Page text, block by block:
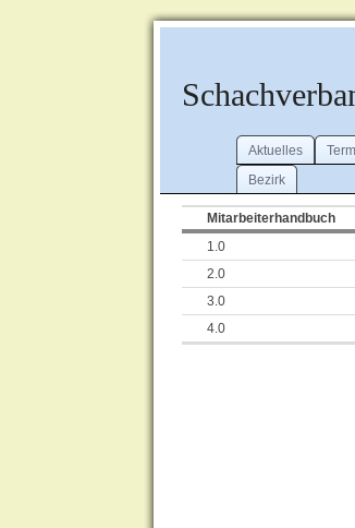
Aktuelles
Bezirk
Mitarbeiterhandbuch
1.0
2.0
3.0
4.0